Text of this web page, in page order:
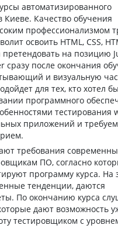
автоматизированного
Качество обучения
профессионализмом
освоить HTML, CSS,
претендовать на позицию
сразу после окончания
и визуальную
для тех, кто хотел
программного
тестирования
приложений и
требования
ПО, согласно
программу курса. На
тенденции, даются
По окончанию курса
дают возможность
тестировщиком с